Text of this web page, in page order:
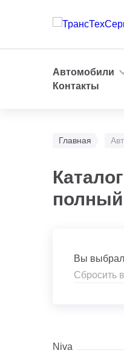
Автомобили
Контакты
Главная
Вы
Сбросить
Niva